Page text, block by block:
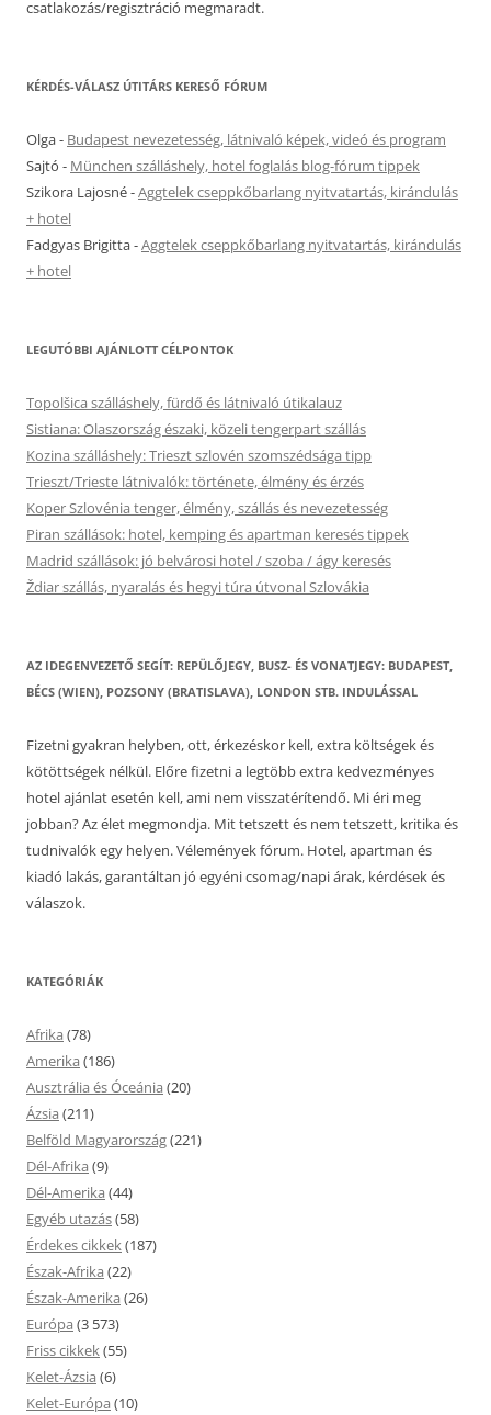
csatlakozás/regisztráció megmaradt.
KÉRDÉS-VÁLASZ ÚTITÁRS KERESŐ FÓRUM
Olga- Budapest nevezetesség, látnivaló képek, videó és program
Sajtó - München szálláshely, hotel foglalás blog-fórum tippek
Szikora Lajosné-Aggtelek cseppkőbarlang nyitvatartás, kirándulás
+ hotel
Fadgyas Brigitta-Aggtelek cseppkőbarlang nyitvatartás, kirándulás
+ hotel
LEGUTÓBBI AJÁNLOTT CÉLPONTOK
Topolšica szálláshely, fürdő és látnivaló útikalauz
Sistiana: Olaszország északi, közeli tengerpart szállás
Kozina szálláshely: Trieszt szlovén szomszédsága tipp
Trieszt/Trieste látnivalók: története, élmény és érzés
Koper Szlovénia tenger, élmény, szállás és nevezetesség
Piran szállások: hotel, kemping és apartman keresés tippek
Madrid szállások: jó belvárosi hotel / szoba / ágy keresés
Ždiar szállás, nyaralás és hegyi túra útvonal Szlovákia
AZ IDEGENVEZETŐ SEGÍT: REPÜLŐJEGY, BUSZ- ÉS VONATJEGY: BUDAPEST,
BÉCS (WIEN), POZSONY (BRATISLAVA), LONDON STB. INDULÁSSAL
Fizetni gyakran helyben, ott, érkezéskor kell, extra költségek és
kötöttségek nélkül. Előre fizetni a legtöbb extra kedvezményes
hotel ajánlat esetén kell, ami nem visszatérítendő. Mi éri meg
jobban? Az élet megmondja. Mit tetszett és nem tetszett, kritika és
tudnivalók egy helyen. Vélemények fórum. Hotel, apartman és
kiadó lakás, garantáltan jó egyéni csomag/napi árak, kérdések és
válaszok.
KATEGÓRIÁK
Afrika (78)
Amerika (186)
Ausztrália és Óceánia (20)
Ázsia (211)
Belföld Magyarország(221)
Dél-Afrika (9)
Dél-Amerika (44)
Egyéb utazás(58)
Érdekes cikkek(187)
Észak-Afrika (22)
Észak-Amerika (26)
Európa (3 573)
Friss cikkek(55)
Kelet-Ázsia (6)
Kelet-Európa (10)